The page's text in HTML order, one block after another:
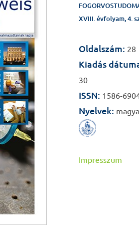
XVIII. évfolyam, 4.
Oldalszám: 28
Kiadás
30
ISSN: 1586-
Nyelvek:
Impresszum